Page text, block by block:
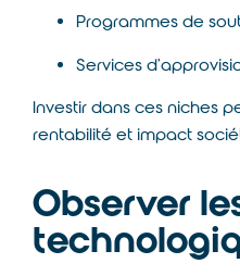
Programmes de
Services
Investir dans ces niches
rentabilité et impact
Observer